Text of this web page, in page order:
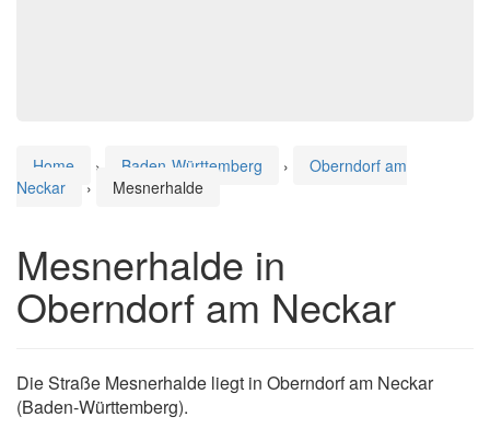
Home › Baden-Württemberg ›
Oberndorf am
Neckar
› Mesnerhalde
Mesnerhalde in
Oberndorf am Neckar
Die Straße Mesnerhalde liegt in Oberndorf am Neckar
(Baden-Württemberg).